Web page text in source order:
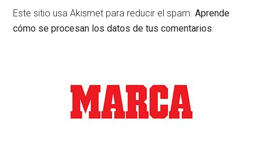
Este sitio usa Akismet para reducir el spam.Aprende
cómo se procesan los datos de tus comentarios.